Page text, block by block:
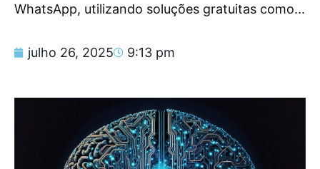
WhatsApp, utilizando soluções gratuitas como...
julho 26, 2025 9:13 pm